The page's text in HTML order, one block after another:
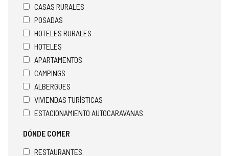
CASAS RURALES
POSADAS
HOTELES RURALES
HOTELES
APARTAMENTOS
CAMPINGS
ALBERGUES
VIVIENDAS TURÍSTICAS
ESTACIONAMIENTO AUTOCARAVANAS
DÓNDE COMER
RESTAURANTES